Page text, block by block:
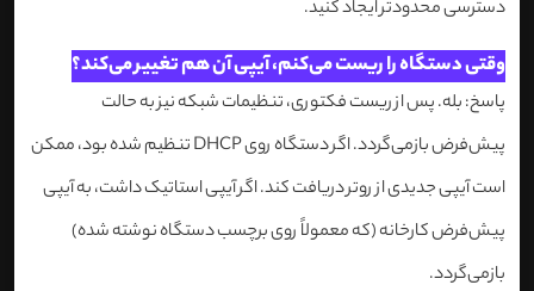
دسترسی محدودتر ایجاد کنید.
وقتی دستگاه را ریست می‌کنم، آیپی آن هم تغییر می‌کند؟
پاسخ: بله. پس از ریست فکتوری، تنظیمات شبکه نیز به حالت
پیش‌فرض بازمی‌گردد. اگر دستگاه روی DHCP تنظیم شده بود، ممکن
است آیپی جدیدی از روتر دریافت کند. اگر آیپی استاتیک داشت، به آیپی
پیش‌فرض کارخانه (که معمولاً روی برچسب دستگاه نوشته شده)
بازمی‌گردد.